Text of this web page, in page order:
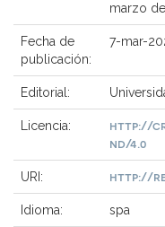
marzo
Fecha de
publicación:
7-mar-
Editorial:
Licencia:
http://
nd/4.0
URI: http://
Idioma: spa